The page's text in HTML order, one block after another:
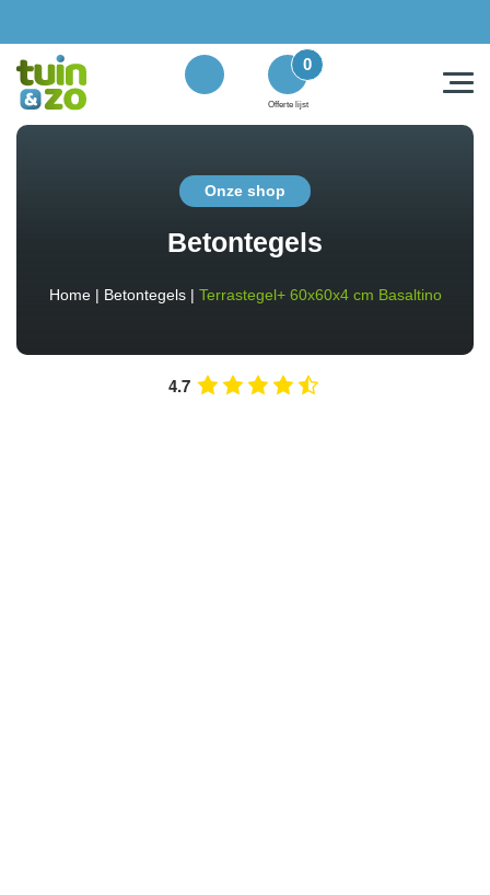
Offerte lijst
0
Onze shop
Betontegels
Home| Betontegels| Terrastegel+ 60x60x4 cm Basaltino
4.7